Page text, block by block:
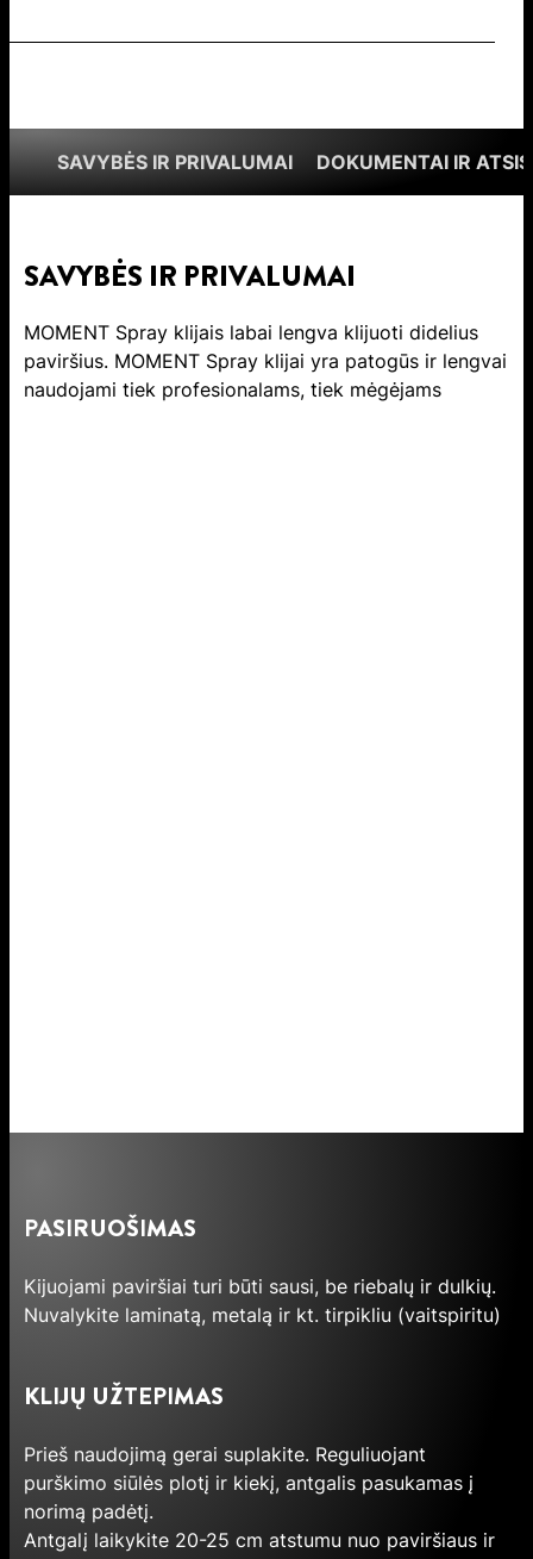
SAVYBĖS IR PRIVALUMAI DOKUMENTAI IR
SAVYBĖS IR PRIVALUMAI
MOMENT Spray klijais labai lengva klijuoti didelius
paviršius. MOMENT Spray klijai yra patogūs ir lengvai
naudojami tiek profesionalams, tiek mėgėjams
PASIRUOŠIMAS
Kijuojami paviršiai turi būti sausi, be riebalų ir dulkių.
Nuvalykite laminatą, metalą ir kt. tirpikliu (vaitspiritu)
KLIJŲ UŽTEPIMAS
Prieš naudojimą gerai suplakite. Reguliuojant
purškimo siūlės plotį ir kiekį, antgalis pasukamas į
norimą padėtį.
Antgalį laikykite 20-25 cm atstumu nuo paviršiaus ir